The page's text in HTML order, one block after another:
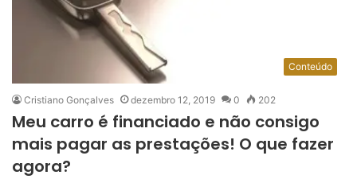
Conteúdo
Cristiano Gonçalves dezembro 12, 2019 0 202
Meu carro é financiado e não consigo
mais pagar as prestações! O que fazer
agora?